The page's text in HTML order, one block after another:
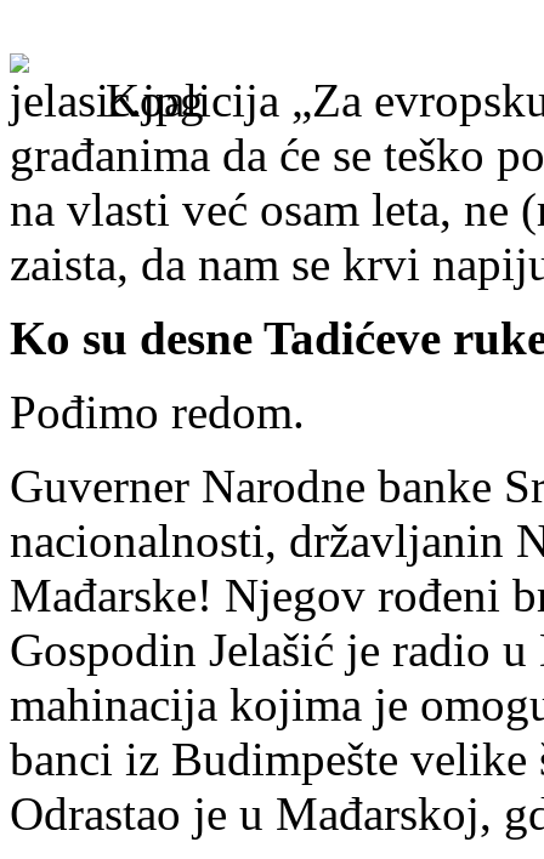
Koalicija „Za
građanima da će se teško
na vlasti već osam leta, ne
zaista, da nam se krvi
Ko su desne Tadićeve
Pođimo redom.
Guverner Narodne banke
nacionalnosti, državljanin
Mađarske! Njegov rođeni
Gospodin Jelašić je radio
mahinacija kojima je
banci iz Budimpešte
Odrastao je u Mađarskoj,